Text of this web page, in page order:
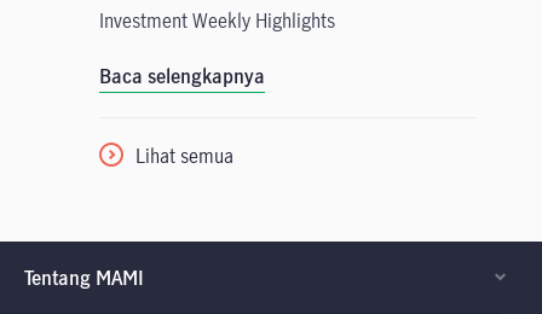
Investment Weekly Highlights
Baca selengkapnya
Lihat semua
Tentang MAMI